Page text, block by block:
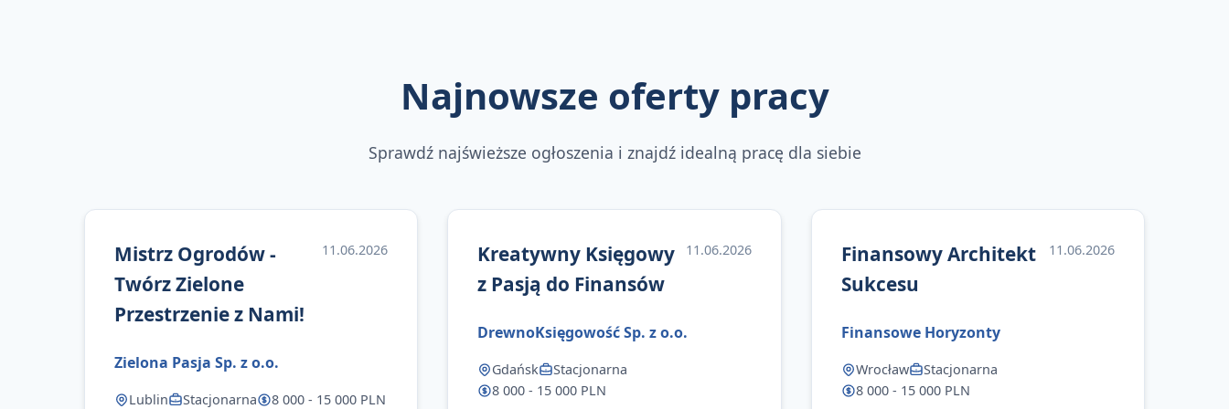
Najnowsze oferty pracy
Sprawdź najświeższe ogłoszenia i znajdź idealną pracę dla siebie
Mistrz Ogrodów -
Twórz Zielone
Przestrzenie z Nami!
11.06.2026
Zielona Pasja Sp. z o.o.
Lublin Stacjonarna 8 000 - 15 000 PLN
Kreatywny Księgowy
z Pasją do Finansów
11.06.2026
DrewnoKsięgowość Sp. z o.o.
Gdańsk
Stacjonarna
8 000 - 15 000 PLN
Finansowy Architekt
Sukcesu
11.06.2026
Finansowe Horyzonty
Wrocław
Stacjonarna
8 000 - 15 000 PLN